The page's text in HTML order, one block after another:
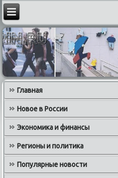
Главная
Новое в России
Экономика и финансы
Регионы и политика
Популярные новости